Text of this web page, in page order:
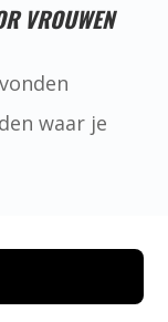
VROUWEN
waar je